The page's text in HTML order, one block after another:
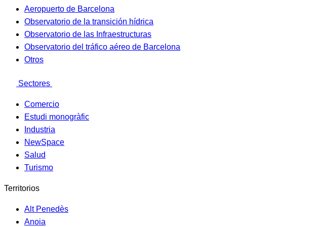
Aeropuerto de Barcelona
Observatorio de la transición hídrica
Observatorio de las Infraestructuras
Observatorio del tráfico aéreo de Barcelona
Otros
Sectores
Comercio
Estudi monogràfic
Industria
NewSpace
Salud
Turismo
Territorios
Alt Penedès
Anoia